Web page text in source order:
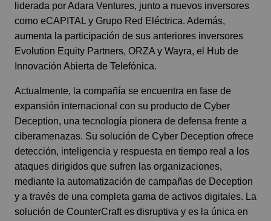
liderada por Adara Ventures, junto a nuevos inversores
como eCAPITAL y Grupo Red Eléctrica. Además,
aumenta la participación de sus anteriores inversores
Evolution Equity Partners, ORZA y Wayra, el Hub de
Innovación Abierta de Telefónica.
Actualmente, la compañía se encuentra en fase de
expansión internacional con su producto de Cyber
Deception, una tecnología pionera de defensa frente a
ciberamenazas. Su solución de Cyber Deception ofrece
detección, inteligencia y respuesta en tiempo real a los
ataques dirigidos que sufren las organizaciones,
mediante la automatización de campañas de Deception
y a través de una completa gama de activos digitales. La
solución de CounterCraft es disruptiva y es la única en